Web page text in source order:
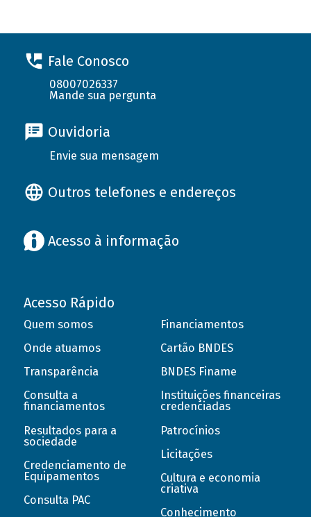
Fale Conosco
08007026337
Mande sua pergunta
Ouvidoria
Envie sua mensagem
Outros telefones e endereços
Acesso à informação
Acesso Rápido
Quem somos
Onde atuamos
Transparência
Consulta a
financiamentos
Resultados para a
sociedade
Credenciamento de
Equipamentos
Consulta PAC
Financiamentos
Cartão BNDES
BNDES Finame
Instituições financeiras
credenciadas
Patrocínios
Licitações
Cultura e economia
criativa
Conhecimento